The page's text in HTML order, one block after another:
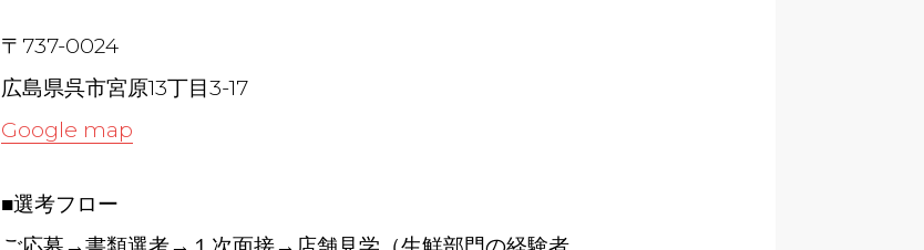
〒737-0024
広島県呉市宮原13丁目3-17
Google map
■選考フロー